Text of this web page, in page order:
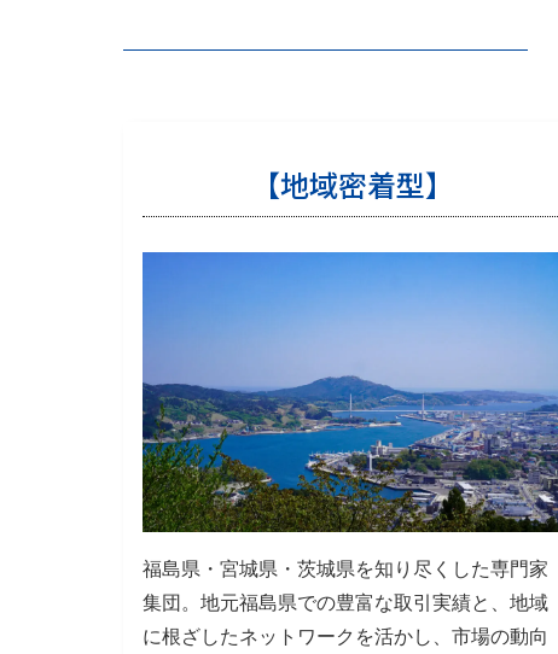
【地域密着型】
福島県・宮城県・茨城県を知り尽くした専門家
集団。地元福島県での豊富な取引実績と、地域
に根ざしたネットワークを活かし、市場の動向